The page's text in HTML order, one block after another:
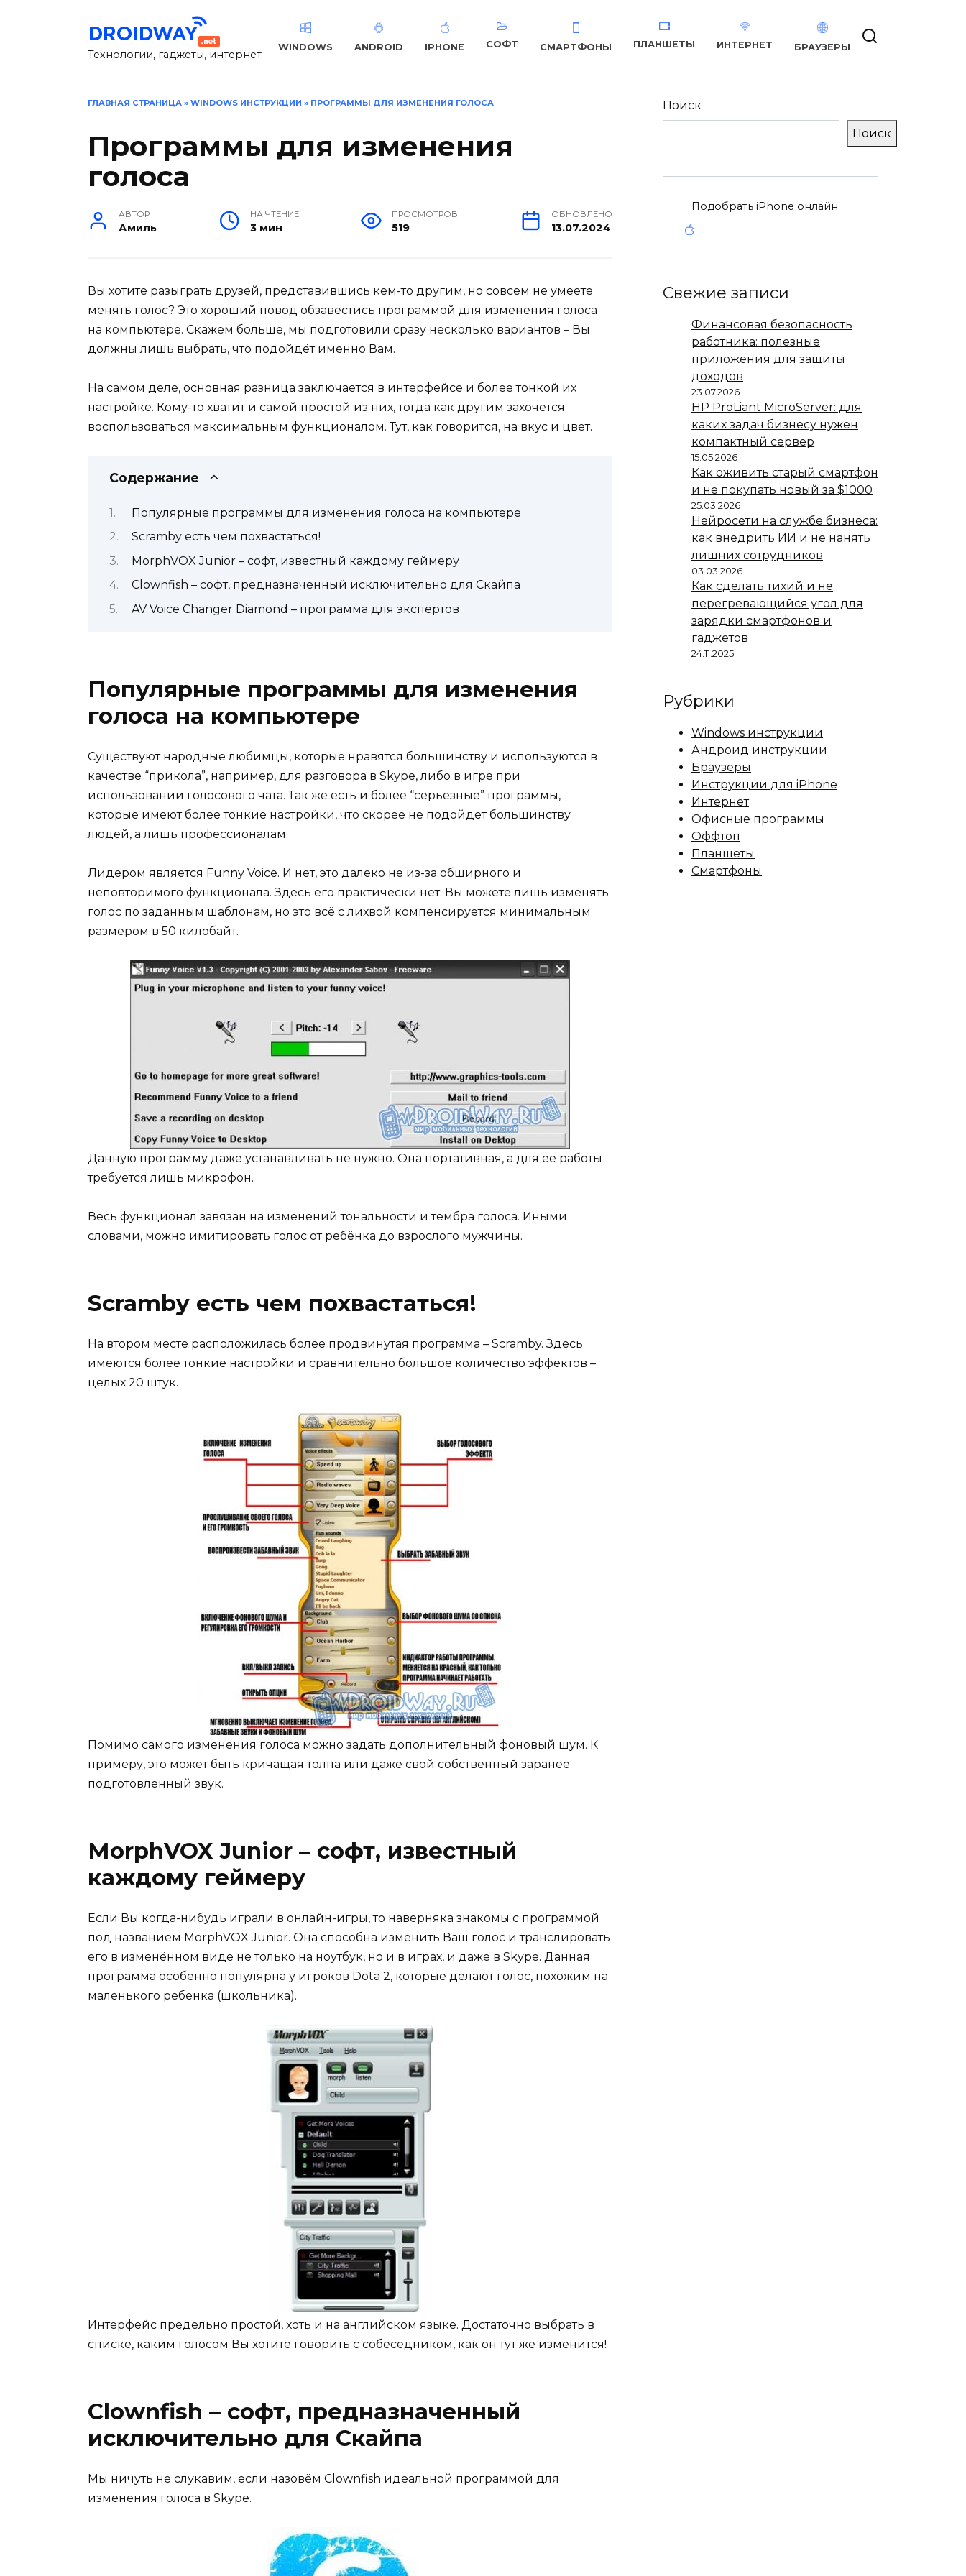
Технологии, гаджеты, интернет
WINDOWS ANDROID IPHONE СОФТ СМАРТФОНЫ ПЛАНШЕТЫ ИНТЕРНЕТ БРАУЗЕРЫ
ГЛАВНАЯ СТРАНИЦА » WINDOWS ИНСТРУКЦИИ » ПРОГРАММЫ ДЛЯ ИЗМЕНЕНИЯ ГОЛОСА
Программы для изменения
голоса
АВТОР
Амиль
НА ЧТЕНИЕ
3 мин
ПРОСМОТРОВ
519
ОБНОВЛЕНО
13.07.2024
Вы хотите разыграть друзей, представившись кем-то другим, но совсем не умеете
менять голос? Это хороший повод обзавестись программой для изменения голоса
на компьютере. Скажем больше, мы подготовили сразу несколько вариантов – Вы
должны лишь выбрать, что подойдёт именно Вам.
На самом деле, основная разница заключается в интерфейсе и более тонкой их
настройке. Кому-то хватит и самой простой из них, тогда как другим захочется
воспользоваться максимальным функционалом. Тут, как говорится, на вкус и цвет.
Содержание
Популярные программы для изменения голоса на компьютере
Scramby есть чем похвастаться!
MorphVOX Junior – софт, известный каждому геймеру
Clownfish – софт, предназначенный исключительно для Скайпа
AV Voice Changer Diamond – программа для экспертов
Популярные программы для изменения
голоса на компьютере
Существуют народные любимцы, которые нравятся большинству и используются в
качестве “прикола”, например, для разговора в Skype, либо в игре при
использовании голосового чата. Так же есть и более “серьезные” программы,
которые имеют более тонкие настройки, что скорее не подойдет большинству
людей, а лишь профессионалам.
Лидером является Funny Voice. И нет, это далеко не из-за обширного и
неповторимого функционала. Здесь его практически нет. Вы можете лишь изменять
голос по заданным шаблонам, но это всё с лихвой компенсируется минимальным
размером в 50 килобайт.
Данную программу даже устанавливать не нужно. Она портативная, а для её работы
требуется лишь микрофон.
Весь функционал завязан на изменений тональности и тембра голоса. Иными
словами, можно имитировать голос от ребёнка до взрослого мужчины.
Scramby есть чем похвастаться!
На втором месте расположилась более продвинутая программа – Scramby. Здесь
имеются более тонкие настройки и сравнительно большое количество эффектов –
целых 20 штук.
Помимо самого изменения голоса можно задать дополнительный фоновый шум. К
примеру, это может быть кричащая толпа или даже свой собственный заранее
подготовленный звук.
MorphVOX Junior – софт, известный
каждому геймеру
Если Вы когда-нибудь играли в онлайн-игры, то наверняка знакомы с программой
под названием MorphVOX Junior. Она способна изменить Ваш голос и транслировать
его в изменённом виде не только на ноутбук, но и в играх, и даже в Skype. Данная
программа особенно популярна у игроков Dota 2, которые делают голос, похожим на
маленького ребенка (школьника).
Интерфейс предельно простой, хоть и на английском языке. Достаточно выбрать в
списке, каким голосом Вы хотите говорить с собеседником, как он тут же изменится!
Clownfish – софт, предназначенный
исключительно для Скайпа
Мы ничуть не слукавим, если назовём Clownfish идеальной программой для
изменения голоса в Skype.
Поиск
Поиск
Подобрать iPhone онлайн
Свежие записи
Финансовая безопасность
работника: полезные
приложения для защиты
доходов
23.07.2026
HP ProLiant MicroServer: для
каких задач бизнесу нужен
компактный сервер
15.05.2026
Как оживить старый смартфон
и не покупать новый за $1000
25.03.2026
Нейросети на службе бизнеса:
как внедрить ИИ и не нанять
лишних сотрудников
03.03.2026
Как сделать тихий и не
перегревающийся угол для
зарядки смартфонов и
гаджетов
24.11.2025
Рубрики
Windows инструкции
Андроид инструкции
Браузеры
Инструкции для iPhone
Интернет
Офисные программы
Оффтоп
Планшеты
Смартфоны